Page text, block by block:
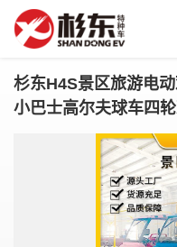
杉东H4S景区旅游电
小巴士高尔夫球车四